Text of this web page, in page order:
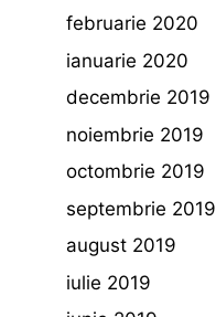
februarie 2020
ianuarie 2020
decembrie 2019
noiembrie 2019
octombrie 2019
septembrie 2019
august 2019
iulie 2019